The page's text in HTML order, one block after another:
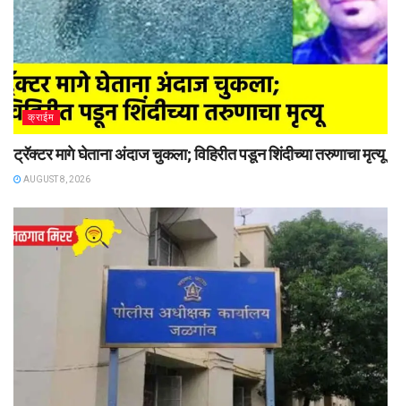
क्राईम
ट्रॅक्टर मागे घेताना अंदाज चुकला; विहिरीत पडून शिंदीच्या तरुणाचा मृत्यू
AUGUST 8, 2026